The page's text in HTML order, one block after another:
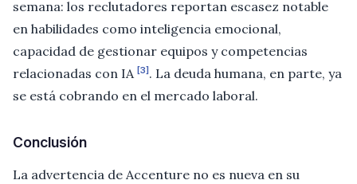
semana: los reclutadores reportan escasez notable
en habilidades como inteligencia emocional,
capacidad de gestionar equipos y competencias
relacionadas con IA [3]. La deuda humana, en parte, ya
se está cobrando en el mercado laboral.
Conclusión
La advertencia de Accenture no es nueva en su